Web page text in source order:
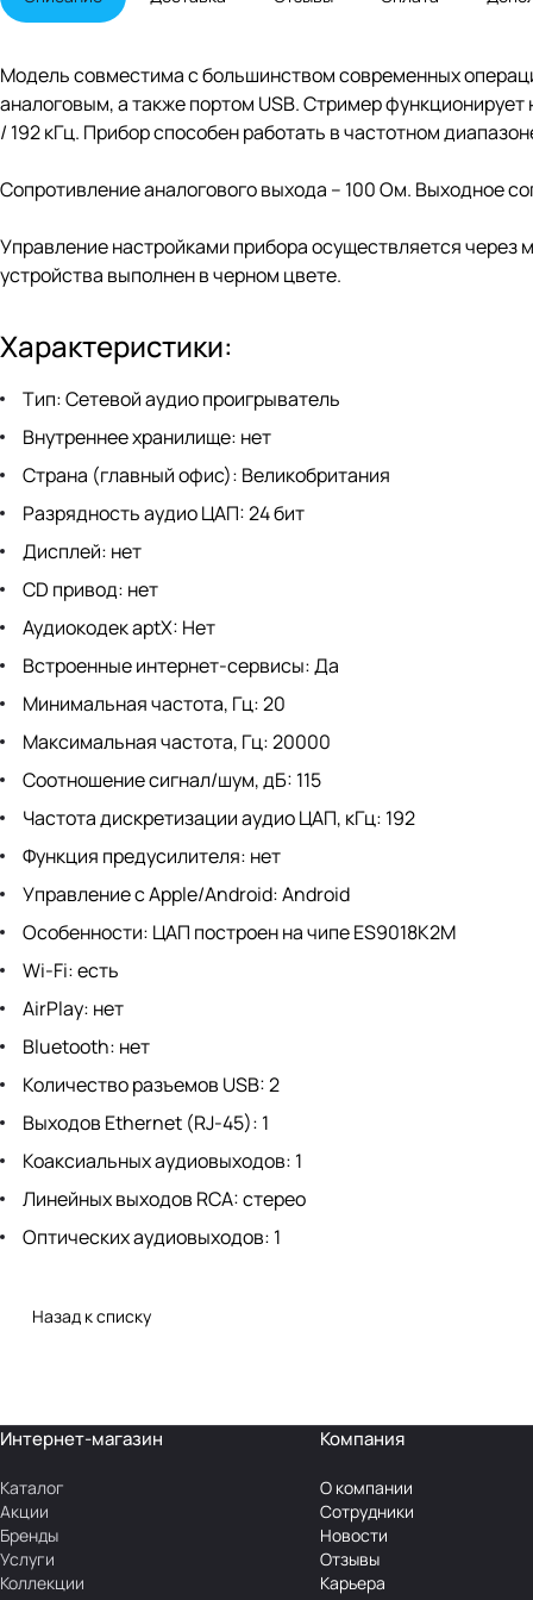
Модель совместима с большинством современных
аналоговым, а также портом USB. Стример
/ 192 кГц. Прибор способен работать в частотном
Сопротивление аналогового выхода – 100 Ом. Выходное
Управление настройками прибора осуществляется
устройства выполнен в черном цвете.
Характеристики:
Тип: Сетевой аудио проигрыватель
Внутреннее хранилище: нет
Страна (главный офис): Великобритания
Разрядность аудио ЦАП: 24 бит
Дисплей: нет
CD привод: нет
Аудиокодек aptX: Нет
Встроенные интернет-сервисы: Да
Минимальная частота, Гц: 20
Максимальная частота, Гц: 20000
Соотношение сигнал/шум, дБ: 115
Частота дискретизации аудио ЦАП, кГц: 192
Функция предусилителя: нет
Управление с Apple/Android: Android
Особенности: ЦАП построен на чипе ES9018K2M
Wi-Fi: есть
AirPlay: нет
Bluetooth: нет
Количество разъемов USB: 2
Выходов Ethernet (RJ-45): 1
Коаксиальных аудиовыходов: 1
Линейных выходов RCA: стерео
Оптических аудиовыходов: 1
Назад к списку
Интернет-магазин
Каталог
Акции
Бренды
Услуги
Коллекции
Компания
О компании
Сотрудники
Новости
Отзывы
Карьера